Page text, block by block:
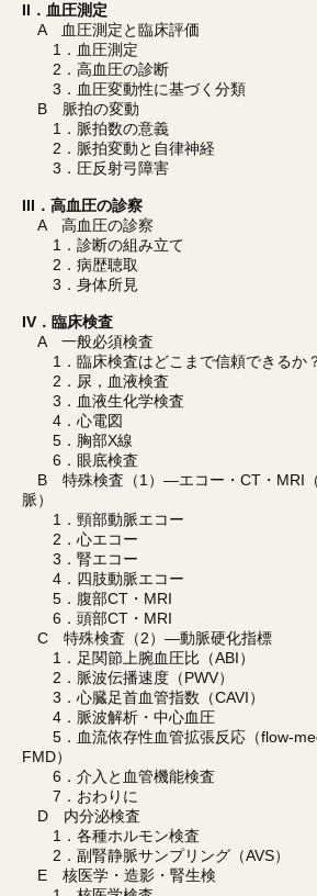
II．血圧測定
A 血圧測定と臨床評価
1．血圧測定
2．高血圧の診断
3．血圧変動性に基づく分類
B 脈拍の変動
1．脈拍数の意義
2．脈拍変動と自律神経
3．圧反射弓障害
III．高血圧の診察
A 高血圧の診察
1．診断の組み立て
2．病歴聴取
3．身体所見
IV．臨床検査
A 一般必須検査
1．臨床検査はどこまで信頼できるか
2．尿，血液検査
3．血液生化学検査
4．心電図
5．胸部X線
6．眼底検査
B 特殊検査（1）―エコー・CT・MRI
脈）
1．頸部動脈エコー
2．心エコー
3．腎エコー
4．四肢動脈エコー
5．腹部CT・MRI
6．頭部CT・MRI
C 特殊検査（2）―動脈硬化指標
1．足関節上腕血圧比（ABI）
2．脈波伝播速度（PWV）
3．心臓足首血管指数（CAVI）
4．脈波解析・中心血圧
5．血流依存性血管拡張反応（flow-
FMD）
6．介入と血管機能検査
7．おわりに
D 内分泌検査
1．各種ホルモン検査
2．副腎静脈サンプリング（AVS）
E 核医学・造影・腎生検